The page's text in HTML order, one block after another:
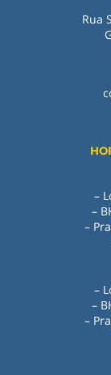
Rua
–
–
–
–
–
–